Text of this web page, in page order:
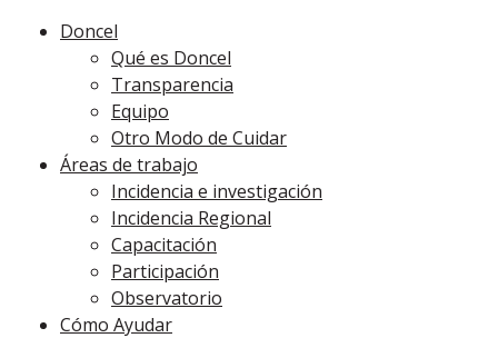
Doncel
Qué es Doncel
Transparencia
Equipo
Otro Modo de Cuidar
Áreas de trabajo
Incidencia e investigación
Incidencia Regional
Capacitación
Participación
Observatorio
Cómo Ayudar